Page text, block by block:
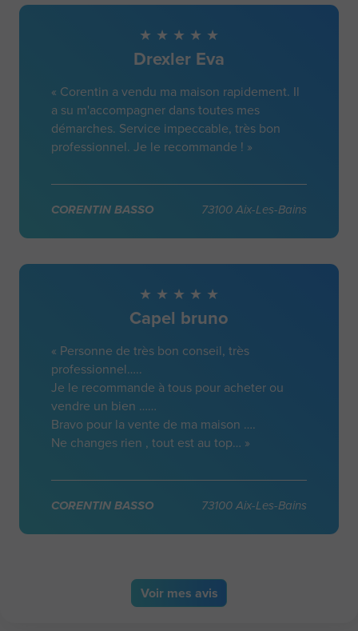
Voir mes avis
Drexler Eva
« Corentin a vendu ma maison rapidement. Il
a su m'accompagner dans toutes mes
démarches. Service impeccable, très bon
professionnel. Je le recommande ! »
CORENTIN BASSO 73100 Aix-Les-Bains
Capel bruno
« Personne de très bon conseil, très
professionnel…..
Je le recommande à tous pour acheter ou
vendre un bien ……
Bravo pour la vente de ma maison ….
Ne changes rien , tout est au top… »
CORENTIN BASSO 73100 Aix-Les-Bains